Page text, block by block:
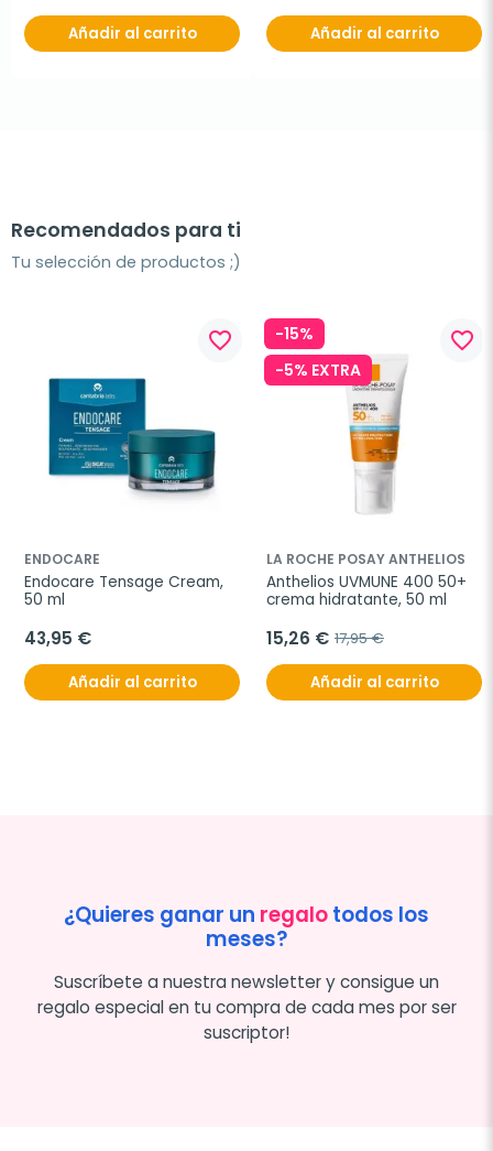
Añadir al carrito Añadir al carrito
Recomendados para ti
Tu selección de productos ;)
favorite_border
ENDOCARE
Endocare Tensage Cream,
50 ml
43,95 €
Añadir al carrito
-15%
-5% EXTRA
favorite_border
LA ROCHE POSAY ANTHELIOS
Anthelios UVMUNE 400 50+
crema hidratante, 50 ml
15,26 € 17,95 €
Añadir al carrito
¿Quieres ganar un regalotodos los
meses?
Suscríbete a nuestra newsletter y consigue un
regalo especial en tu compra de cada mes por ser
suscriptor!